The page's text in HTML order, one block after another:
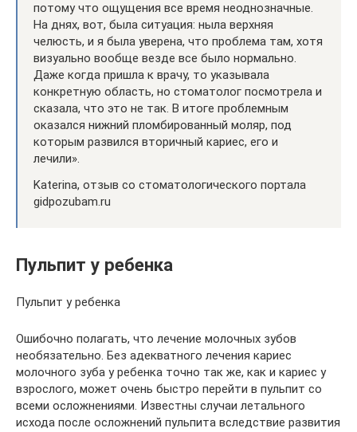
потому что ощущения все время неоднозначные.
На днях, вот, была ситуация: ныла верхняя
челюсть, и я была уверена, что проблема там, хотя
визуально вообще везде все было нормально.
Даже когда пришла к врачу, то указывала
конкретную область, но стоматолог посмотрела и
сказала, что это не так. В итоге проблемным
оказался нижний пломбированный моляр, под
которым развился вторичный кариес, его и
лечили».
Katerina, отзыв со стоматологического портала
gidpozubam.ru
Пульпит у ребенка
Пульпит у ребенка
Ошибочно полагать, что лечение молочных зубов
необязательно. Без адекватного лечения кариес
молочного зуба у ребенка точно так же, как и кариес у
взрослого, может очень быстро перейти в пульпит со
всеми осложнениями. Известны случаи летального
исхода после осложнений пульпита вследствие развития